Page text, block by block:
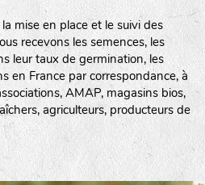
mise en place et le suivi des
recevons les semences, les
leur taux de germination, les
en France par correspondance, à
AMAP, magasins bios,
agriculteurs, producteurs de